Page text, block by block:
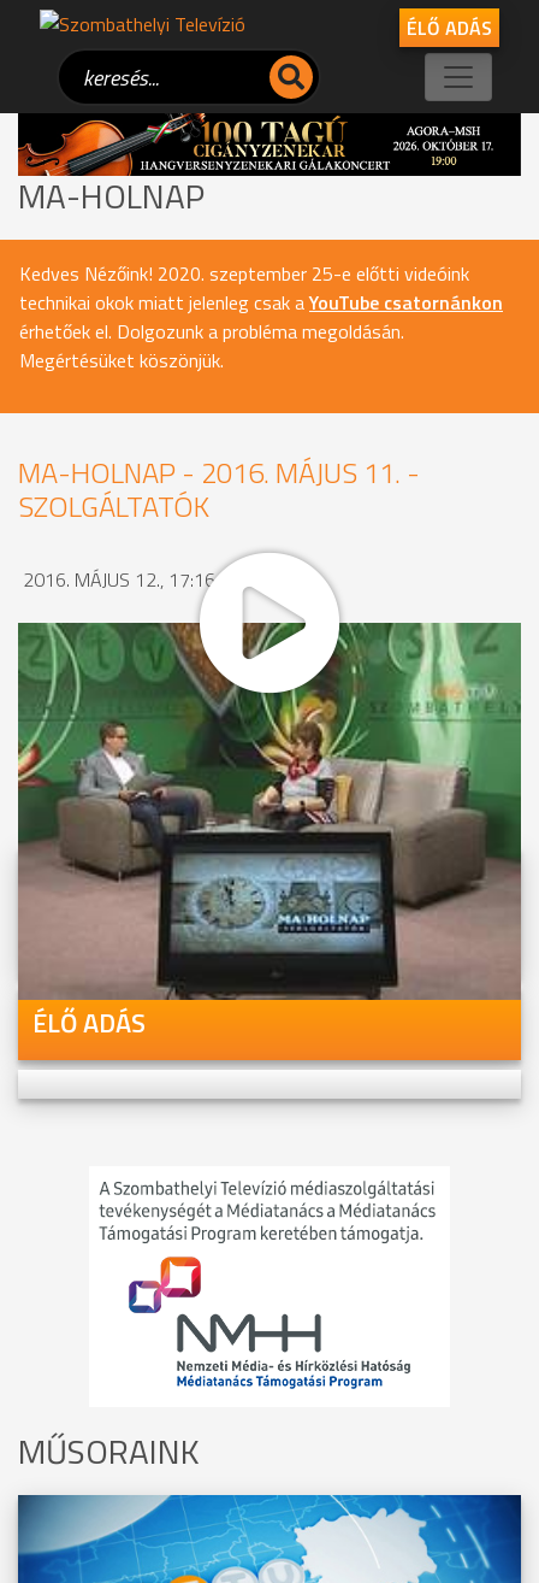
ÉLŐ ADÁS
MA-HOLNAP
Kedves Nézőink! 2020. szeptember 25-e előtti videóink
technikai okok miatt jelenleg csak aYouTube csatornánkon
érhetőek el. Dolgozunk a probléma megoldásán.
Megértésüket köszönjük.
MA-HOLNAP - 2016. MÁJUS 11. -
SZOLGÁLTATÓK
2016. MÁJUS 12., 17:16
MEGOSZTÁS
Videóink megtekinthetőek
Youtube-csatornánkon is!
ÉLŐ ADÁS
MŰSORAINK